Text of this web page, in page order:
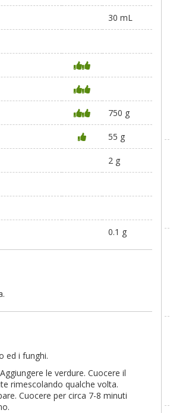
30 mL
750 g
55 g
2 g
0.1 g
ed i funghi.
le verdure. Cuocere il
rimescolando qualche volta.
Cuocere per circa 7-8 minuti